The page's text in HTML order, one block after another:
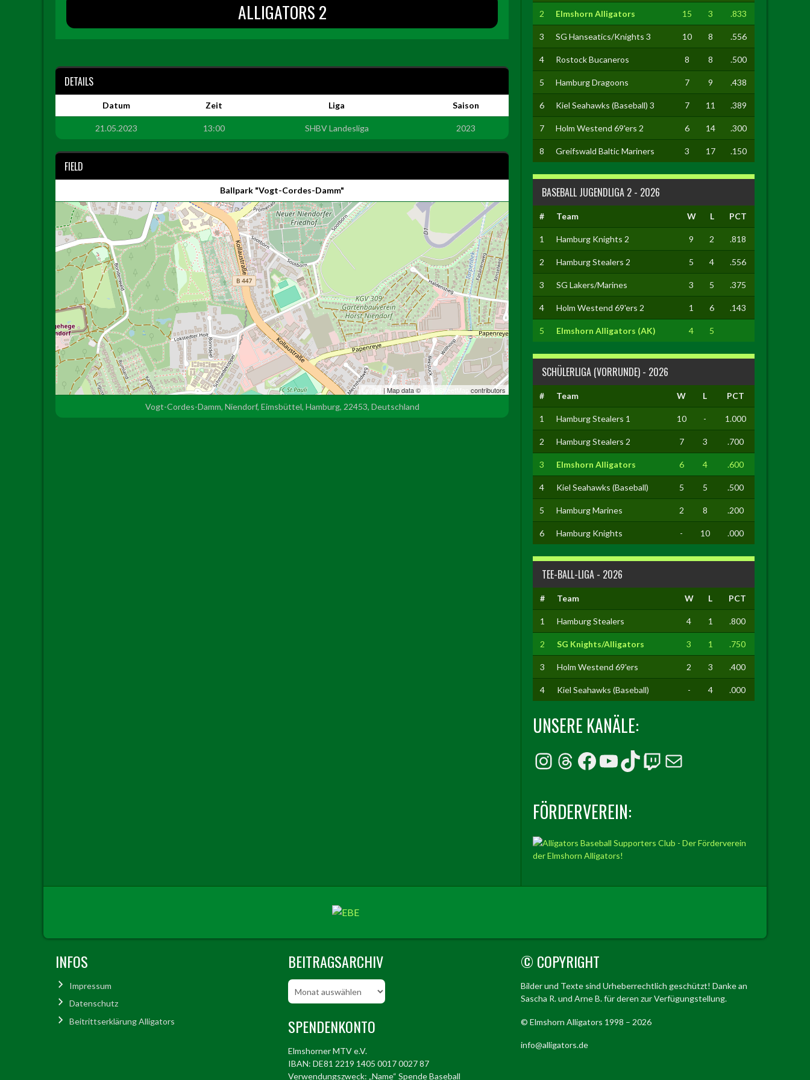
ALLIGATORS 2
DETAILS
Datum Zeit Liga Saison
21.05.2023 13:00 SHBV Landesliga 2023
FIELD
Ballpark "Vogt-Cordes-Damm"
Leaflet | Map data © OpenStreetMap contributors
Vogt-Cordes-Damm, Niendorf, Eimsbüttel, Hamburg, 22453, Deutschland
2 Elmshorn Alligators 15 3 .833
3 SG Hanseatics/Knights 3 10 8 .556
4 Rostock Bucaneros 8 8 .500
5 Hamburg Dragoons 7 9 .438
6 Kiel Seahawks (Baseball) 3 7 11 .389
7 Holm Westend 69'ers 2 6 14 .300
8 Greifswald Baltic Mariners 3 17 .150
BASEBALL JUGENDLIGA 2 - 2026
# Team W L PCT
1 Hamburg Knights 2 9 2 .818
2 Hamburg Stealers 2 5 4 .556
3 SG Lakers/Marines 3 5 .375
4 Holm Westend 69'ers 2 1 6 .143
5 Elmshorn Alligators (AK) 4 5
SCHÜLERLIGA (VORRUNDE) - 2026
# Team W L PCT
1 Hamburg Stealers 1 10 - 1.000
2 Hamburg Stealers 2 7 3 .700
3 Elmshorn Alligators 6 4 .600
4 Kiel Seahawks (Baseball) 5 5 .500
5 Hamburg Marines 2 8 .200
6 Hamburg Knights - 10 .000
TEE-BALL-LIGA - 2026
# Team W L PCT
1 Hamburg Stealers 4 1 .800
2 SG Knights/Alligators 3 1 .750
3 Holm Westend 69'ers 2 3 .400
4 Kiel Seahawks (Baseball) - 4 .000
UNSERE KANÄLE:
Instagram
Threads
Facebook
YouTube
TikTok
Twitch
E-Mail
FÖRDERVEREIN:
INFOS
Impressum
Datenschutz
Beitrittserklärung Alligators
BEITRAGSARCHIV
Beitragsarchiv
SPENDENKONTO
Elmshorner MTV e.V.
IBAN: DE81 2219 1405 0017 0027 87
Verwendungszweck: „Name“ Spende Baseball
© COPYRIGHT
Bilder und Texte sind Urheberrechtlich geschützt! Danke an
Sascha R. und Arne B. für deren zur Verfügungstellung.
© Elmshorn Alligators 1998 – 2026
info@alligators.de